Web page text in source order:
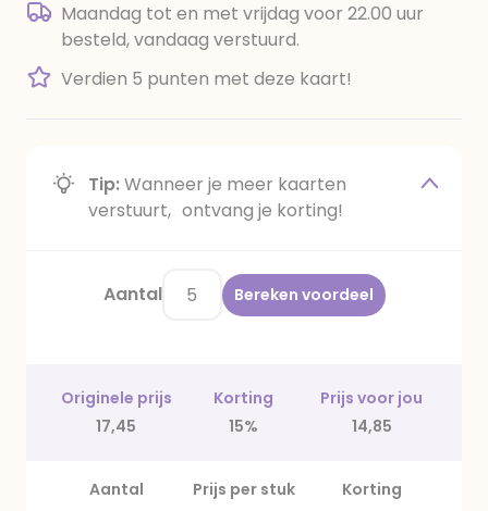
Maandag tot en met vrijdag voor 22.00 uur
besteld, vandaag verstuurd.
Verdien 5 punten met deze kaart!
Tip:Wanneer je meer kaarten
verstuurt, ontvang je korting!
Aantal Bereken voordeel
Originele prijs Korting
Prijs voor jou
17,45
15% 14,85
Aantal Prijs per stuk
Korting